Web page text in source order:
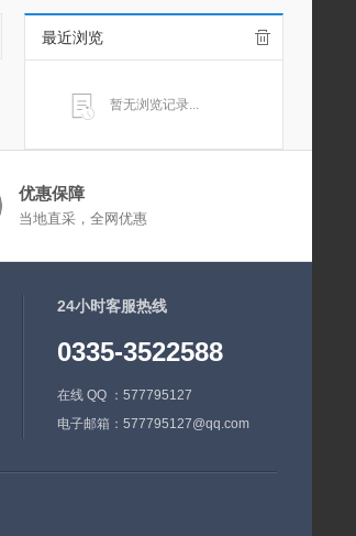
最近浏览
暂无浏览记录...
优惠保障
当地直采，全网优惠
24小时客服热线
0335-3522588
在线 QQ ：577795127
电子邮箱：577795127@qq.com